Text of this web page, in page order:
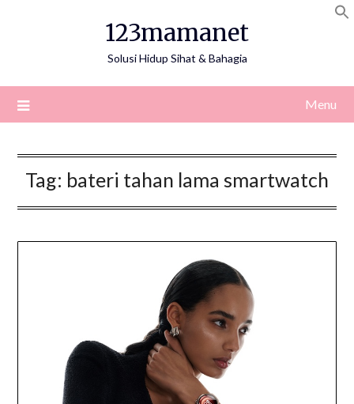
123mamanet
Solusi Hidup Sihat & Bahagia
Menu
Tag: bateri tahan lama smartwatch